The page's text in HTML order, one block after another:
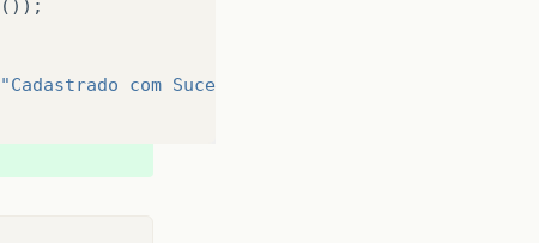
());
"Cadastrado com Sucesso"